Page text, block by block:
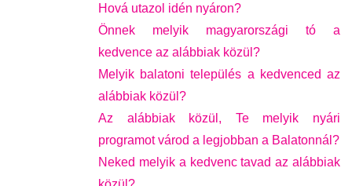
Hová utazol idén nyáron?
Önnek melyik magyarországi tó a
kedvence az alábbiak közül?
Melyik balatoni település a kedvenced az
alábbiak közül?
Az alábbiak közül, Te melyik nyári
programot várod a legjobban a Balatonnál?
Neked melyik a kedvenc tavad az alábbiak